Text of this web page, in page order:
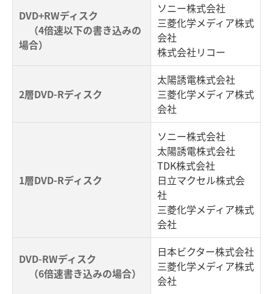
DVD+RWディスク
（4倍速以下の書き込みの
場合）
ソニー株式会社
三菱化学メディア株式
会社
株式会社リコー
2層DVD-Rディスク
太陽誘電株式会社
三菱化学メディア株式
会社
1層DVD-Rディスク
ソニー株式会社
太陽誘電株式会社
TDK株式会社
日立マクセル株式会
社
三菱化学メディア株式
会社
DVD-RWディスク
（6倍速書き込みの場合）
日本ビクター株式会社
三菱化学メディア株式
会社